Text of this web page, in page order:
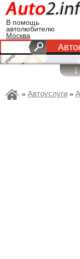
В помощь
автолюбителю
Москва
↓
» Автоуслуги »